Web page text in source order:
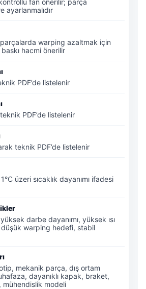
fan önerilir; parça
ayarlanmalıdır
warping azaltmak için
hacmi önerilir
PDF’de listelenir
PDF’de listelenir
teknik PDF’de listelenir
üzeri sıcaklık dayanımı ifadesi
darbe dayanımı, yüksek ısı
düşük warping hedefi, stabil
mekanik parça, dış ortam
dayanıklı kapak, braket,
mühendislik modeli